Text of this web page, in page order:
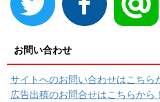
お問い合わせ
サイトへのお問い合わせはこちら
広告出稿のお問合せはこちらから！